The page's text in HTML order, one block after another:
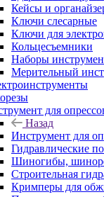
Кейсы и
Ключи слесарные
Ключи для
Кольцесъемники
Наборы
Мерительный
для
Назад
Инструмент для
Гидравлические
Шиногибы,
Строительная
Кримперы для